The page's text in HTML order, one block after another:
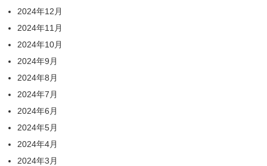
2024年12月
2024年11月
2024年10月
2024年9月
2024年8月
2024年7月
2024年6月
2024年5月
2024年4月
2024年3月